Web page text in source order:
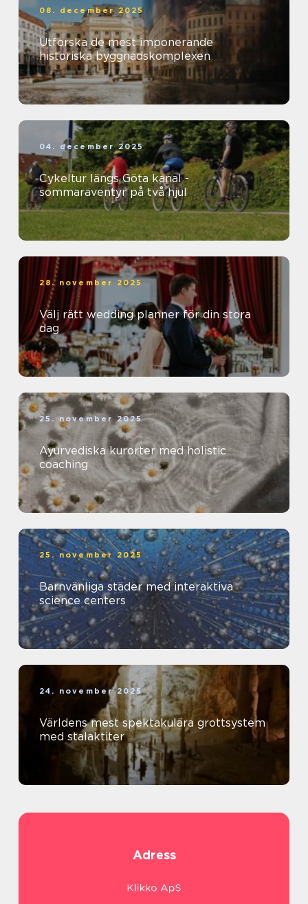
08. december 2025
Utforska de mest imponerande
historiska byggnadskomplexen
04. december 2025
Cykeltur längs Göta kanal -
sommaräventyr på två hjul
28. november 2025
Välj rätt wedding planner för din stora
dag
25. november 2025
Ayurvediska kurorter med holistic
coaching
25. november 2025
Barnvänliga städer med interaktiva
science centers
24. november 2025
Världens mest spektakulära grottsystem
med stalaktiter
Adress